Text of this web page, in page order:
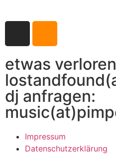
etwas
dj anfragen:
Impressum
Datenschutzerklärung